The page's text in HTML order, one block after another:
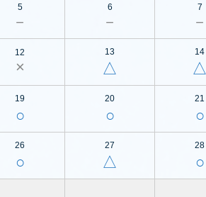
5
－
6
－
7
－
12
×
13
△
14
△
19
○
20
○
21
○
26
○
27
△
28
○